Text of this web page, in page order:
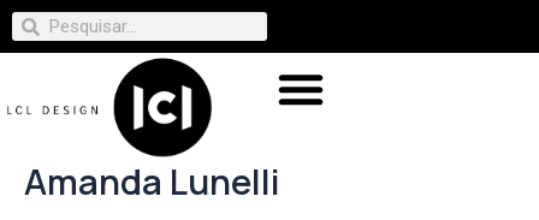
Amanda Lunelli